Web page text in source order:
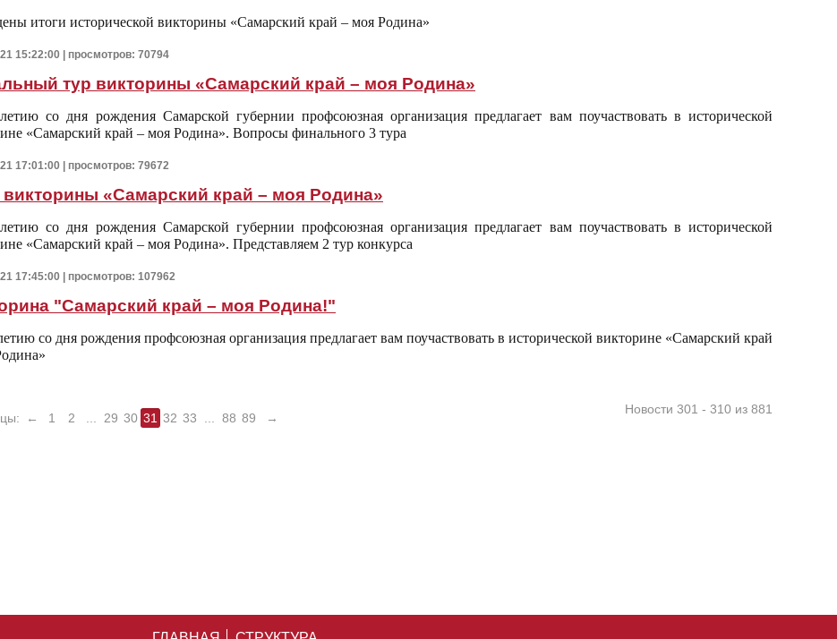
итоги исторической викторины «Самарский край – моя Родина»
15:22:00 | просмотров: 70794
тур викторины «Самарский край – моя Родина»
со дня рождения Самарской губернии профсоюзная организация предлагает вам поучаствовать в исторической
«Самарский край – моя Родина». Вопросы финального 3 тура
17:01:00 | просмотров: 79672
викторины «Самарский край – моя Родина»
со дня рождения Самарской губернии профсоюзная организация предлагает вам поучаствовать в исторической
«Самарский край – моя Родина». Представляем 2 тур конкурса
17:45:00 | просмотров: 107962
"Самарский край – моя Родина!"
со дня рождения профсоюзная организация предлагает вам поучаствовать в исторической викторине «Самарский край
Новости 301 - 310 из 881
← 1 2 29 30 31 32 33 88 89 →